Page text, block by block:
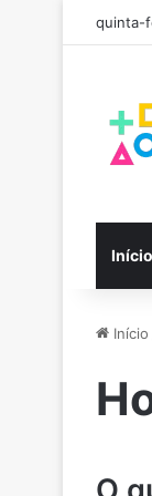
quinta-
Início
Início